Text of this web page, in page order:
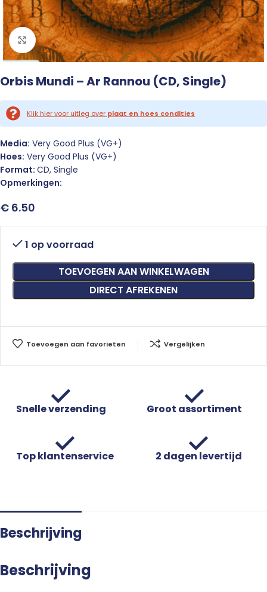
Click to enlarge
Orbis Mundi – Ar Rannou (CD, Single)
Klik hier voor uitleg over plaat en hoes condities
Media: Very Good Plus (VG+)
Hoes: Very Good Plus (VG+)
Format: CD, Single
Opmerkingen:
€ 6.50
1 op voorraad
TOEVOEGEN AAN WINKELWAGEN
DIRECT AFREKENEN
Toevoegen aan favorieten Vergelijken
Snelle verzending Groot assortiment
Top klantenservice 2 dagen levertijd
Beschrijving
Beschrijving